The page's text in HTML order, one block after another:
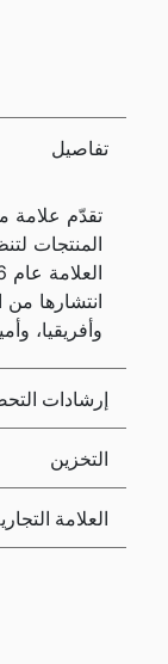
تفاصيل
تقدّم
المنتجات
انتشارها من
وأفريقيا،
إرشادات
التخزين
العلامة